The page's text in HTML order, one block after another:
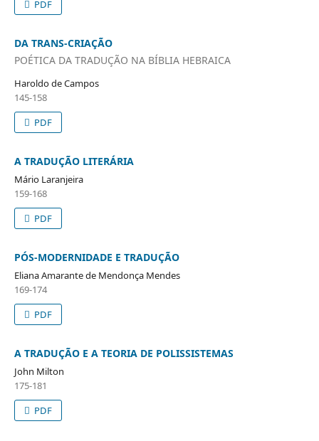
PDF
DA TRANS-CRIAÇÃO
POÉTICA DA TRADUÇÃO NA BÍBLIA HEBRAICA
Haroldo de Campos
145-158
PDF
A TRADUÇÃO LITERÁRIA
Mário Laranjeira
159-168
PDF
PÓS-MODERNIDADE E TRADUÇÃO
Eliana Amarante de Mendonça Mendes
169-174
PDF
A TRADUÇÃO E A TEORIA DE POLISSISTEMAS
John Milton
175-181
PDF